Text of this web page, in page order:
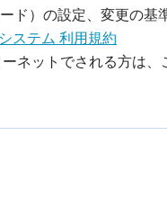
ド）の設定、変更の基
ステム 利用規約
ネットでされる方は、